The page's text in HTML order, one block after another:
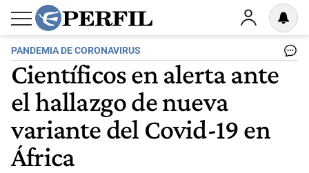
PANDEMIA DE CORONAVIRUS
Científicos en alerta ante
el hallazgo de nueva
variante del Covid-19 en
África